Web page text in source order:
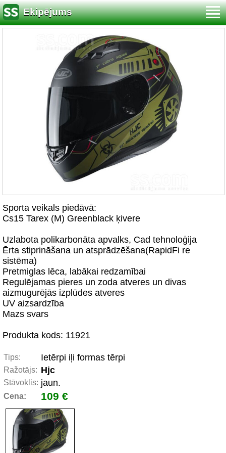
Ekipējums
Sporta veikals piedāvā:
Cs15 Tarex (M) Greenblack ķivere
Uzlabota polikarbonāta apvalks, Cad tehnoloģija
Ērta stiprināšana un atsprādzēšana(RapidFi re
sistēma)
Pretmiglas lēca, labākai redzamībai
Regulējamas pieres un zoda atveres un divas
aizmugurējās izplūdes atveres
UV aizsardzība
Mazs svars
Produkta kods: 11921
Tips: Ietērpi iļi formas tērpi
Ražotājs: Hjc
Stāvoklis: jaun.
Cena: 109 €